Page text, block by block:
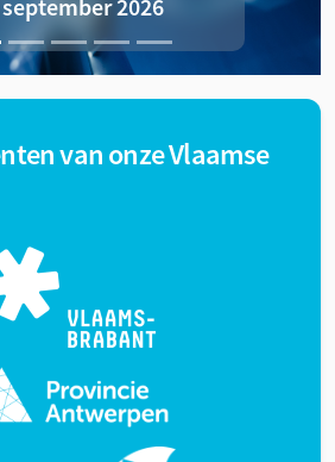
september 2026
van onze Vlaamse